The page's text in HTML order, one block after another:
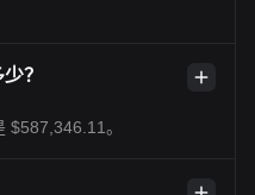
？
$587,346.11。